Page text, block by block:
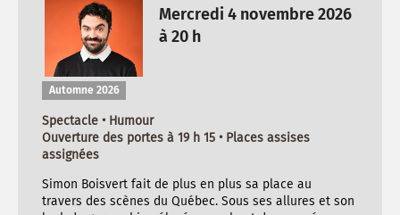
Mercredi 4 novembre 2026
à 20 h
Automne 2026
Spectacle • Humour
Ouverture des portes à 19 h 15 • Places assises
assignées
Simon Boisvert fait de plus en plus sa place au
travers des scènes du Québec. Sous ses allures et son